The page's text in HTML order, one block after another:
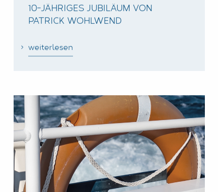
10-JÄHRIGES JUBILÄUM VON
PATRICK WOHLWEND
weiterlesen